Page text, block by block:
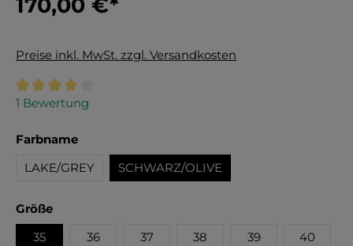
Preise inkl. MwSt. zzgl. Versandkosten
Durchschnittliche Bewertung von 4 von 5 Sternen
1 Bewertung
Farbnameauswählen
LAKE/GREY
SCHWARZ/OLIVE
Größeauswählen
35
36 37 38 39 40